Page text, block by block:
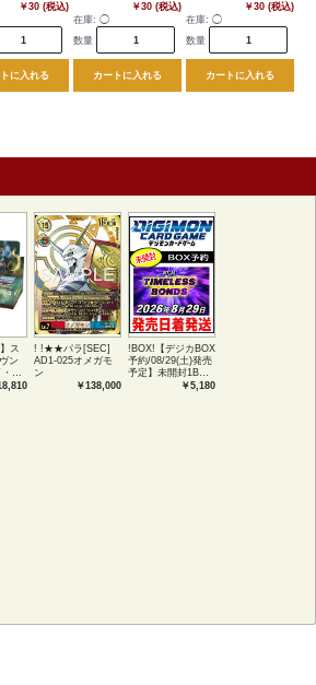
￥30 (税込)
に入れる
￥30 (税込)
在庫: ◯
数量
カートに入れる
￥30 (税込)
在庫: ◯
数量
カートに入れる
ス
ン
ブ
日本
! !★★パラ[SEC]
AD1-025オメガモ
ン
￥138,000
!BOX!【デジカBOX
予約/08/29(土)発売
予定】未開封1BOX
￥5,180